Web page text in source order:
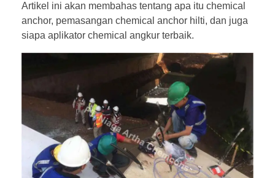
Artikel ini akan membahas tentang apa itu chemical
anchor, pemasangan chemical anchor hilti, dan juga
siapa aplikator chemical angkur terbaik.